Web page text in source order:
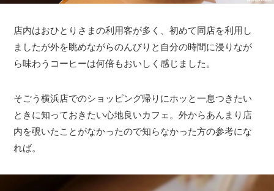
店内はおひとりさまの利用客が多く、初めて同店を利用し
ましたが外を眺めながらのんびりと自分の時間に浸りなが
ら味わうコーヒーは何倍もおいしく感じました。
そごう横浜店でのショッピング帰りにホッと一息つきたい
ときに知っておきたい心地良いカフェ。外からあんまり店
内を覗いたことがなかったので知らなかった方の参考にな
れば。